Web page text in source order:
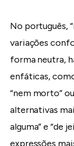
No português,
variações
forma neutra,
enfáticas,
“nem morto”
alternativas
alguma” e “de
expressões